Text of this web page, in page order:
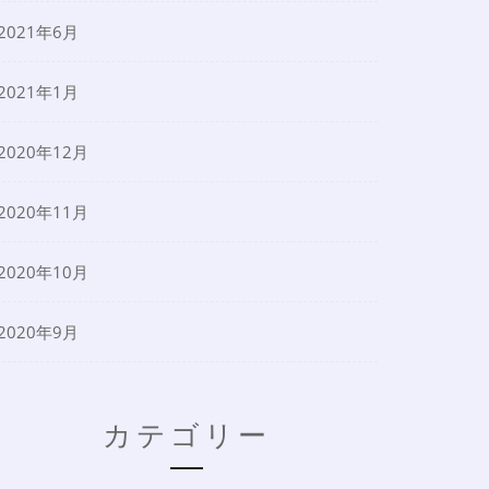
年6月
年1月
年12月
年11月
年10月
年9月
カテゴリー